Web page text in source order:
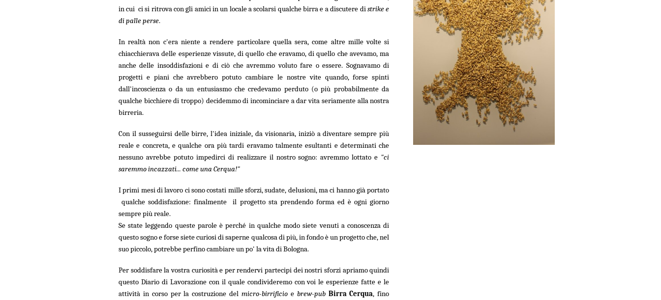
in cui ci si ritrova con gli amici in un locale a scolarsi qualche birra e a discutere distrike e
di palle perse.
In realtà non c'era niente a rendere particolare quella sera, come altre mille volte si
chiacchierava delle esperienze vissute, di quello che eravamo, di quello che avevamo, ma
anche delle insoddisfazioni e di ciò che avremmo voluto fare o essere. Sognavamo di
progetti e piani che avrebbero potuto cambiare le nostre vite quando, forse spinti
dall'incoscienza o da un entusiasmo che credevamo perduto (o più probabilmente da
qualche bicchiere di troppo) decidemmo di incominciare a dar vita seriamente alla nostra
birreria.
Con il susseguirsi delle birre, l'idea iniziale, da visionaria, iniziò a diventare sempre più
reale e concreta, e qualche ora più tardi eravamo talmente esultanti e determinati che
nessuno avrebbe potuto impedirci di realizzare il nostro sogno: avremmo lottato e "ci
saremmo incazzati... come una Cerqua!"
I primi mesi di lavoro ci sono costati mille sforzi, sudate, delusioni, ma ci hanno già portato
qualche soddisfazione: finalmente il progetto sta prendendo forma ed è ogni giorno
sempre più reale.
Se state leggendo queste parole è perché in qualche modo siete venuti a conoscenza di
questo sogno e forse siete curiosi di saperne qualcosa di più, in fondo è un progetto che, nel
suo piccolo, potrebbe perfino cambiare un po' la vita di Bologna.
Per soddisfare la vostra curiosità e per rendervi partecipi dei nostri sforzi apriamo quindi
questo Diario di Lavorazione con il quale condivideremo con voi le esperienze fatte e le
attività in corso per la costruzione del micro-birrificioe brew-pub Birra Cerqua, fino